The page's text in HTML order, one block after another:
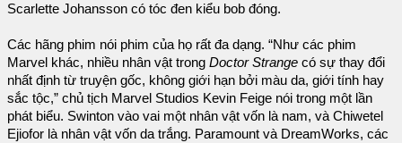
Scarlette Johansson có tóc đen kiểu bob đóng.
Các hãng phim nói phim của họ rất đa dạng. “Như các phim
Marvel khác, nhiều nhân vật trong Doctor Strange có sự thay đổi
nhất định từ truyện gốc, không giới hạn bởi màu da, giới tính hay
sắc tộc,” chủ tịch Marvel Studios Kevin Feige nói trong một lần
phát biểu. Swinton vào vai một nhân vật vốn là nam, và Chiwetel
Ejiofor là nhân vật vốn da trắng. Paramount và DreamWorks, các